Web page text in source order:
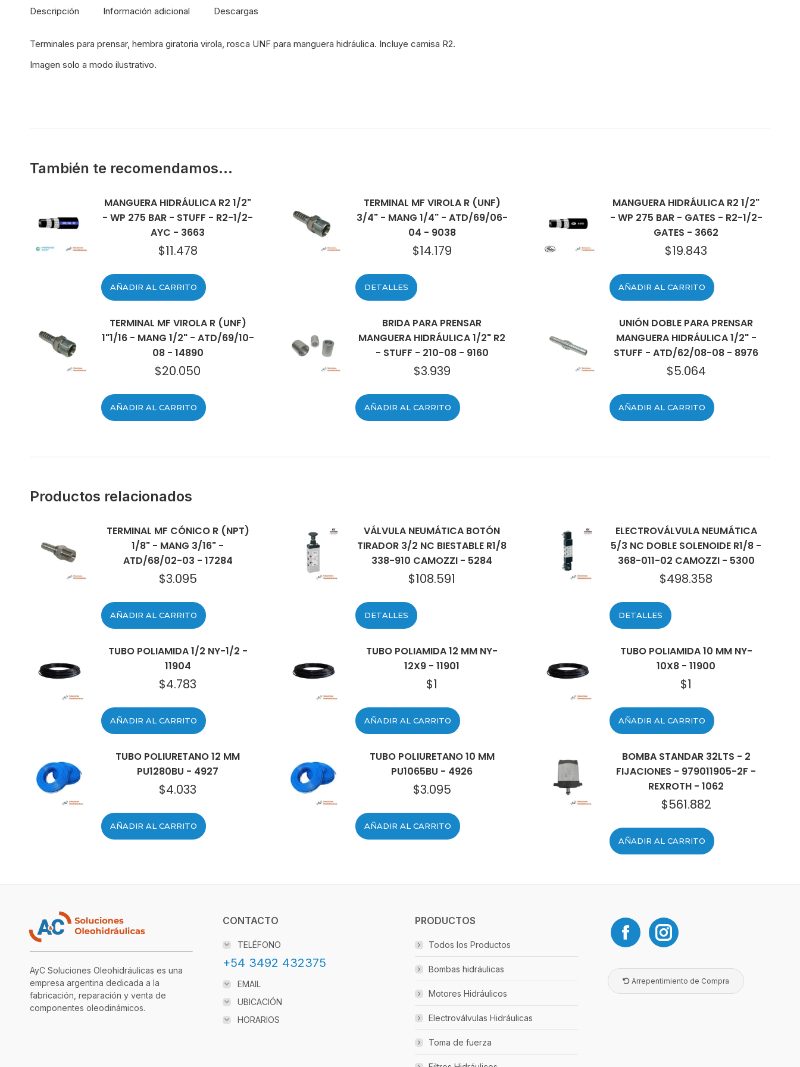
Descripción Información adicional Descargas
Terminales para prensar, hembra giratoria virola, rosca UNF para manguera hidráulica. Incluye camisa R2.
Imagen solo a modo ilustrativo.
También te recomendamos…
MANGUERA HIDRÁULICA R2 1/2"
- WP 275 BAR - STUFF - R2-1/2-
AYC - 3663
$11.478
AÑADIR AL CARRITO
TERMINAL MF VIROLA R (UNF)
3/4" - MANG 1/4" - ATD/69/06-
04 - 9038
$14.179
DETALLES
MANGUERA HIDRÁULICA R2 1/2"
- WP 275 BAR - GATES - R2-1/2-
GATES - 3662
$19.843
AÑADIR AL CARRITO
TERMINAL MF VIROLA R (UNF)
1"1/16 - MANG 1/2" - ATD/69/10-
08 - 14890
$20.050
AÑADIR AL CARRITO
BRIDA PARA PRENSAR
MANGUERA HIDRÁULICA 1/2" R2
- STUFF - 210-08 - 9160
$3.939
AÑADIR AL CARRITO
UNIÓN DOBLE PARA PRENSAR
MANGUERA HIDRÁULICA 1/2" -
STUFF - ATD/62/08-08 - 8976
$5.064
AÑADIR AL CARRITO
Productos relacionados
TERMINAL MF CÓNICO R (NPT)
1/8" - MANG 3/16" -
ATD/68/02-03 - 17284
$3.095
AÑADIR AL CARRITO
VÁLVULA NEUMÁTICA BOTÓN
TIRADOR 3/2 NC BIESTABLE R1/8
338-910 CAMOZZI - 5284
$108.591
DETALLES
ELECTROVÁLVULA NEUMÁTICA
5/3 NC DOBLE SOLENOIDE R1/8 -
368-011-02 CAMOZZI - 5300
$498.358
DETALLES
TUBO POLIAMIDA 1/2 NY-1/2 -
11904
$4.783
AÑADIR AL CARRITO
TUBO POLIAMIDA 12 MM NY-
12X9 - 11901
$1
AÑADIR AL CARRITO
TUBO POLIAMIDA 10 MM NY-
10X8 - 11900
$1
AÑADIR AL CARRITO
TUBO POLIURETANO 12 MM
PU1280BU - 4927
$4.033
AÑADIR AL CARRITO
TUBO POLIURETANO 10 MM
PU1065BU - 4926
$3.095
AÑADIR AL CARRITO
BOMBA STANDAR 32LTS - 2
FIJACIONES - 979011905-2F -
REXROTH - 1062
$561.882
AÑADIR AL CARRITO
AyC Soluciones Oleohidráulicas es una
empresa argentina dedicada a la
fabricación, reparación y venta de
componentes oleodinámicos.
CONTACTO
TELÉFONO
+54 3492 432375
EMAIL
UBICACIÓN
HORARIOS
PRODUCTOS
Todos los Productos
Bombas hidráulicas
Motores Hidráulicos
Electroválvulas Hidráulicas
Toma de fuerza
Arrepentimiento de Compra